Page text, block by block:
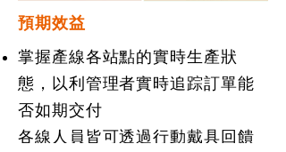
​預期效益
掌握產線各站點的實時生產狀
態，以利管理者實時追踪訂單能
否如期交付
各線人員皆可透過行動戴具回饋